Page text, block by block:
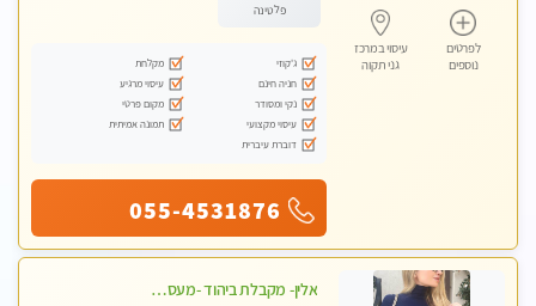
לפרטים
נוספים
עיסוי במרכז
גני תקוה
פלטינה
ג'קוזי
מקלחת
חניה חינם
עיסוי מרגיע
נקי ומסודר
מקום פרטי
עיסוי מקצועי
תמונה אמיתית
דוברת עיברית
055-4531876
אלין- מקבלת ביהוד -מעסה פרטית ואיכותית לבד ביהוד . עיסוי מפנק איכותי מקצועי אצלי ביהוד